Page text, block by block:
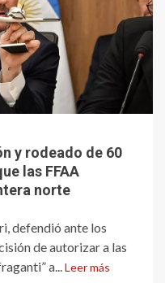
y rodeado de 60
las FFAA
norte
defendió ante los
de autorizar a las
a... Leer más